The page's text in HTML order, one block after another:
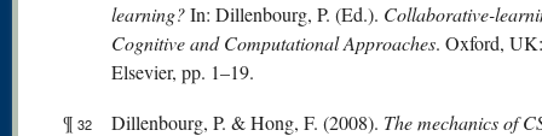
learning? In: Dillenbourg, P. (Ed.). Collaborative-
Cognitive and Computational Approaches. Oxford, UK:
Elsevier, pp. 1–19.
¶ 32 Dillenbourg, P. & Hong, F. (2008). The mechanics of